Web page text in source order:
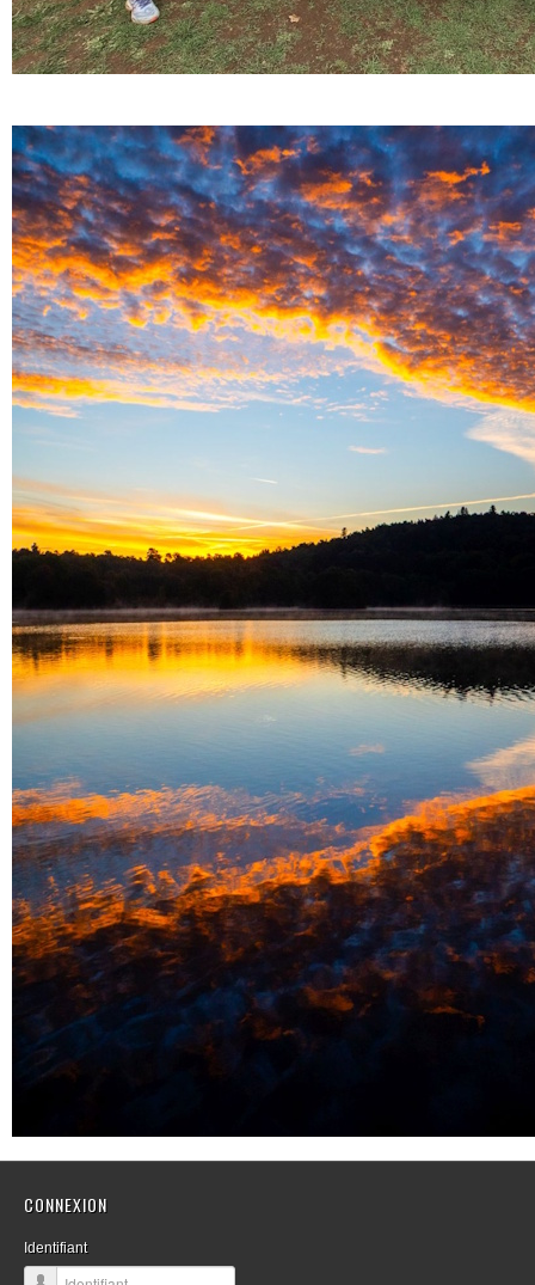
CONNEXION
Identifiant